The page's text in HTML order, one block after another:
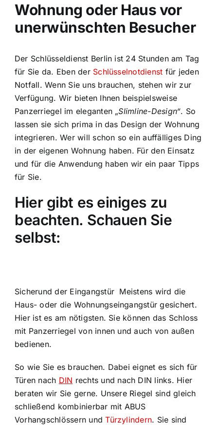
Wohnung oder Haus vor
unerwünschten Besucher
Der Schlüsseldienst Berlin ist 24 Stunden am Tag
für Sie da. Eben der Schlüsselnotdienst für jeden
Notfall. Wenn Sie uns brauchen, stehen wir zur
Verfügung. Wir bieten Ihnen beispielsweise
Panzerriegel im eleganten „Slimline-Design“. So
lassen sie sich prima in das Design der Wohnung
integrieren. Wer will schon so ein auffälliges Ding
in der eigenen Wohnung haben. Für den Einsatz
und für die Anwendung haben wir ein paar Tipps
für Sie.
Hier gibt es einiges zu
beachten. Schauen Sie
selbst:
Sicherund der Eingangstür Meistens wird die
Haus- oder die Wohnungseingangstür gesichert.
Hier ist es am nötigsten. Sie können das Schloss
mit Panzerriegel von innen und auch von außen
bedienen.
So wie Sie es brauchen. Dabei eignet es sich für
Türen nach DIN rechts und nach DIN links. Hier
beraten wir Sie gerne. Unsere Riegel sind gleich
schließend kombinierbar mit ABUS
Vorhangschlössern undTürzylindern. Sie sind